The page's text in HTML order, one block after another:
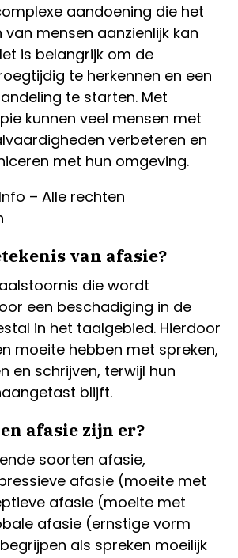
aandoening die het
van mensen aanzienlijk kan
is belangrijk om de
te herkennen en een
te starten. Met
kunnen veel mensen met
verbeteren en
met hun omgeving.
– Alle rechten
van afasie?
die wordt
een beschadiging in de
in het taalgebied. Hierdoor
moeite hebben met spreken,
en schrijven, terwijl hun
blijft.
afasie zijn er?
soorten afasie,
afasie (moeite met
afasie (moeite met
afasie (ernstige vorm
als spreken moeilijk